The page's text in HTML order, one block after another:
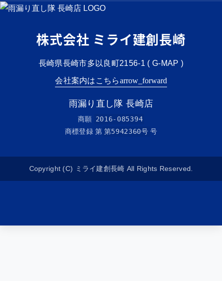
スタッフ紹介
株式会社 ミライ建創長崎
長崎県長崎市多以良町2156-1 ( G-MAP )
会社案内はこちらarrow_forward
雨漏り直し隊 長崎店
商願 2016-085394
商標登録 第 第5942360号 号
Copyright (C) ミライ建創長崎 All Rights Reserved.